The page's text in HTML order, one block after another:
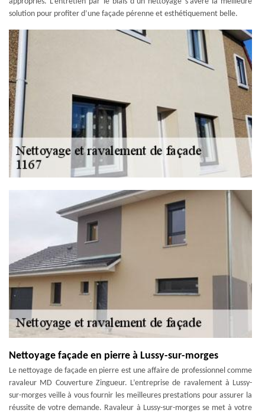
solution pour profiter d’une façade pérenne et esthétiquement belle.
Nettoyage façade en pierre à Lussy-sur-morges
Le nettoyage de façade en pierre est une affaire de professionnel comme
ravaleur MD Couverture Zingueur. L’entreprise de ravalement à Lussy-
sur-morges veille à vous fournir les meilleures prestations pour assurer la
réussite de votre demande. Ravaleur à Lussy-sur-morges se met à votre